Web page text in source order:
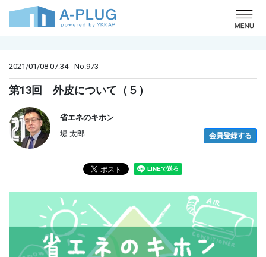
2021/01/08 07:34 - No.973
第13回 外皮について（５）
省エネのキホン
堤 太郎
会員登録する